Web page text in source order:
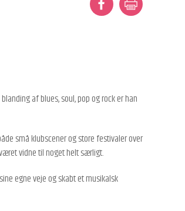
af blues, soul, pop og rock er han
små klubscener og store festivaler over
vidne til noget helt særligt.
egne veje og skabt et musikalsk